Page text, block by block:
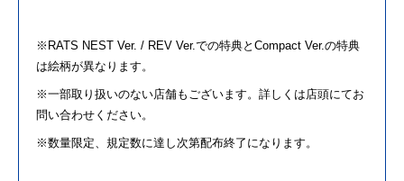
※RATS NEST Ver. / REV Ver.での特典とCompact Ver.の特典
は絵柄が異なります。
※一部取り扱いのない店舗もございます。詳しくは店頭にてお
問い合わせください。
※数量限定、規定数に達し次第配布終了になります。